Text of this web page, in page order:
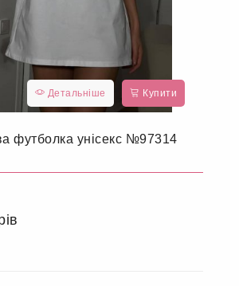
Детальніше Купити
футболка унісекс №97314